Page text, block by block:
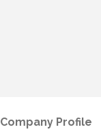
Company Profile